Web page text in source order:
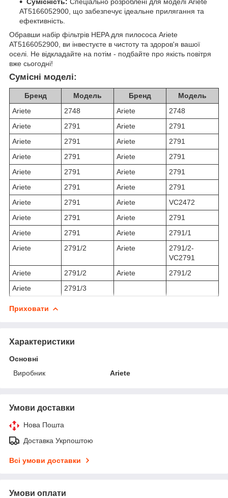
AT5166052900, що забезпечує ідеальне прилягання та
ефективність.
Обравши набір фільтрів HEPA для пилососа Ariete
AT5166052900, ви інвестуєте в чистоту та здоров'я вашої
оселі. Не відкладайте на потім - подбайте про якість повітря
вже сьогодні!
Сумісні моделі:
Бренд Модель Бренд
Модель
Ariete
2748 Ariete
2748
Ariete
2791 Ariete
2791
Ariete
2791 Ariete
2791
Ariete
2791 Ariete
2791
Ariete
2791 Ariete
2791
Ariete
2791 Ariete
2791
Ariete
2791 Ariete
VC2472
Ariete
2791 Ariete
2791
Ariete
2791 Ariete
2791/1
Ariete
2791/2 Ariete
2791/2-
VC2791
Ariete
2791/2 Ariete
2791/2
Ariete
2791/3
Приховати
Характеристики
Основні
Виробник
Ariete
Умови доставки
Нова Пошта
Доставка Укрпоштою
Всі умови доставки
Умови оплати